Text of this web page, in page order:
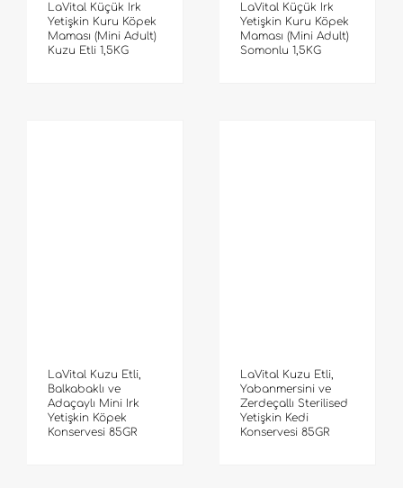
LaVital Küçük Irk
Yetişkin Kuru Köpek
Maması (Mini Adult)
Kuzu Etli 1,5KG
LaVital Küçük Irk
Yetişkin Kuru Köpek
Maması (Mini Adult)
Somonlu 1,5KG
LaVital Kuzu Etli,
Balkabaklı ve
Adaçaylı Mini Irk
Yetişkin Köpek
Konservesi 85GR
LaVital Kuzu Etli,
Yabanmersini ve
Zerdeçallı Sterilised
Yetişkin Kedi
Konservesi 85GR